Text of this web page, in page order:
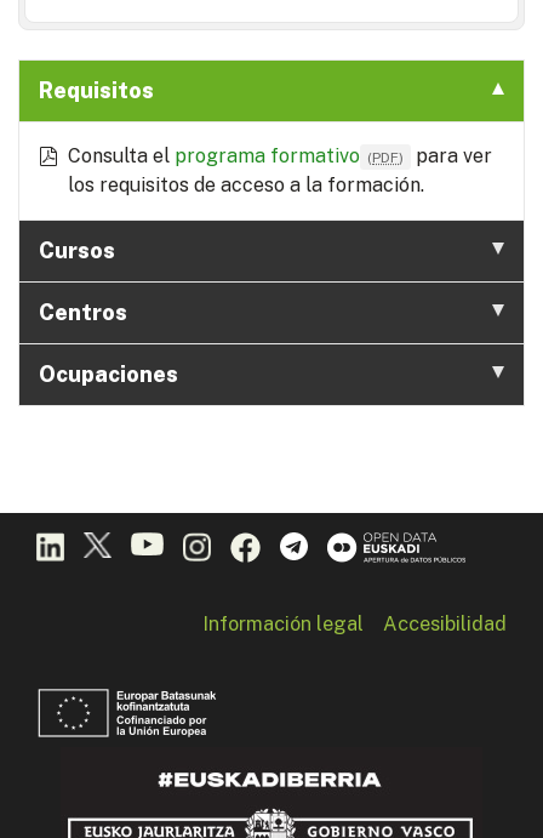
Requisitos
Consulta el programa formativo (PDF)
para ver
los requisitos de acceso a la formación.
Cursos
Centros
Ocupaciones
Información legal Accesibilidad